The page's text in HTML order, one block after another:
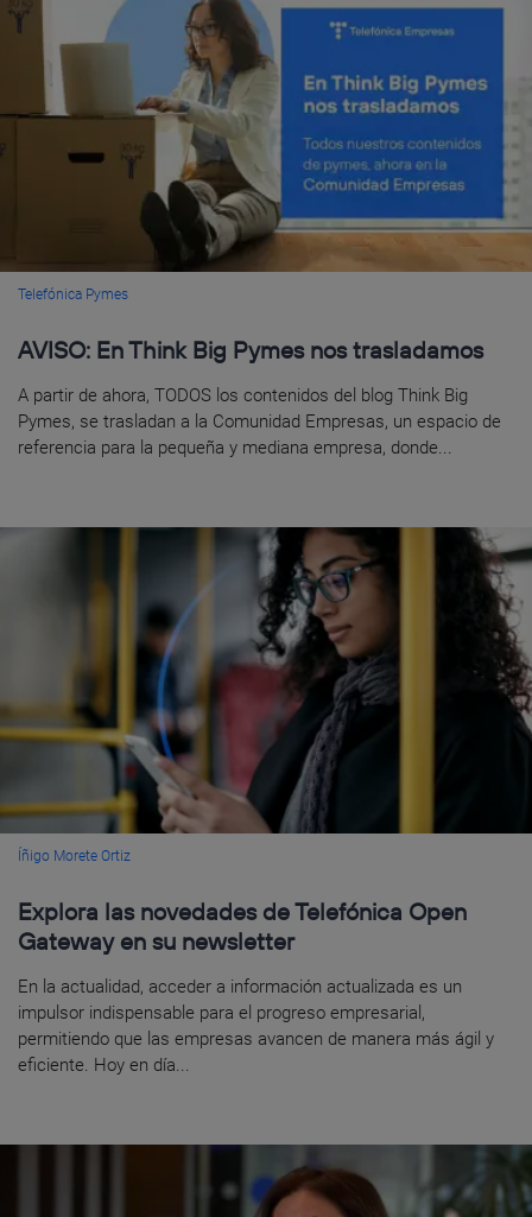
Telefónica Pymes
AVISO: En Think Big Pymes nos trasladamos
A partir de ahora, TODOS los contenidos del blog Think Big
Pymes, se trasladan a la Comunidad Empresas, un espacio de
referencia para la pequeña y mediana empresa, donde...
Íñigo Morete Ortiz
Explora las novedades de Telefónica Open
Gateway en su newsletter
En la actualidad, acceder a información actualizada es un
impulsor indispensable para el progreso empresarial,
permitiendo que las empresas avancen de manera más ágil y
eficiente. Hoy en día...